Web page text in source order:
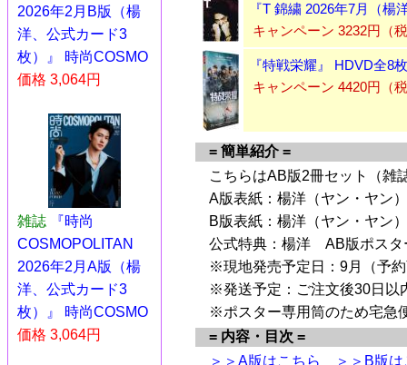
2026年2月B版（楊
洋、公式カード3
枚）』 時尚COSMO
価格 3,064円
雑誌
『時尚
COSMOPOLITAN
2026年2月A版（楊
洋、公式カード3
枚）』 時尚COSMO
価格 3,064円
『T 錦繍 2026年7月（楊
キャンペーン 3232円（
『特戦栄耀』 HDVD全8
キャンペーン 4420円（
= 簡単紹介 =
こちらはAB版2冊セット（雑
A版表紙：楊洋（ヤン・ヤン
B版表紙：楊洋（ヤン・ヤン
公式特典：楊洋 AB版ポスタ
※現地発売予定日：9月（予
※発送予定：ご注文後30日以
※ポスター専用筒のため宅急
= 内容・目次 =
＞＞A版はこちら
＞＞B版